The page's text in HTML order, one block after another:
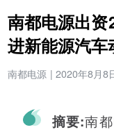
南都电源出
进新能源汽车
南都电源 | 2020年8月8
摘要:南